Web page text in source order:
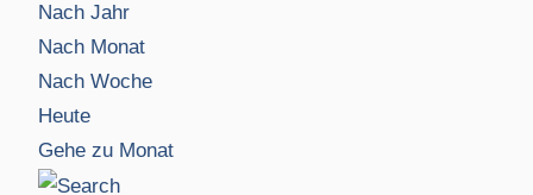
Nach Jahr
Nach Monat
Nach Woche
Heute
Gehe zu Monat